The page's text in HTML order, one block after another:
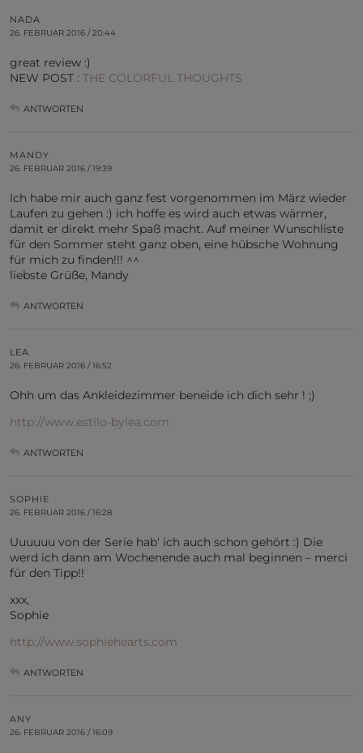
NADA
26. FEBRUAR 2016 / 20:44
great review :)
NEW POST : THE COLORFUL THOUGHTS
ANTWORTEN
MANDY
26. FEBRUAR 2016 / 19:39
Ich habe mir auch ganz fest vorgenommen im März wieder
Laufen zu gehen :) ich hoffe es wird auch etwas wärmer,
damit er direkt mehr Spaß macht. Auf meiner Wunschliste
für den Sommer steht ganz oben, eine hübsche Wohnung
für mich zu finden!!! ^^
liebste Grüße, Mandy
ANTWORTEN
LEA
26. FEBRUAR 2016 / 16:52
Ohh um das Ankleidezimmer beneide ich dich sehr ! ;)
http://www.estilo-bylea.com
ANTWORTEN
SOPHIE
26. FEBRUAR 2016 / 16:28
Uuuuuu von der Serie hab‘ ich auch schon gehört :) Die
werd ich dann am Wochenende auch mal beginnen – merci
für den Tipp!!
xxx,
Sophie
http://www.sophiehearts.com
ANTWORTEN
ANY
26. FEBRUAR 2016 / 16:09